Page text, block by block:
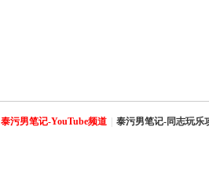
泰污男笔记-YouTube频道 泰污男笔记-同志玩乐